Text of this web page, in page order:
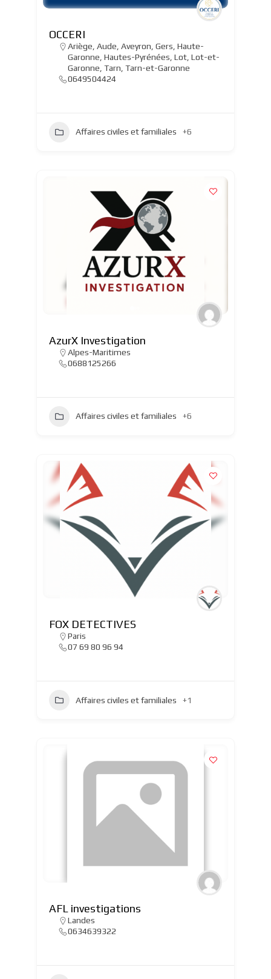
OCCERI
Ariège Aude Aveyron Gers Haute-
Garonne Hautes-Pyrénées Lot, Lot-et-
Garonne Tarn Tarn-et-Garonne
0649504424
Affaires civiles et familiales +6
AzurX Investigation
Alpes-Maritimes
0688125266
Affaires civiles et familiales +6
FOX DETECTIVES
Paris
07 69 80 96 94
Affaires civiles et familiales +1
AFL investigations
Landes
0634639322